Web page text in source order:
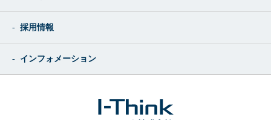
採用情報
インフォメーション